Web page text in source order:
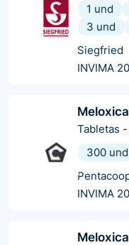
1 und
3 und
Siegfried
INVIMA
Tabletas -
300 und
INVIMA